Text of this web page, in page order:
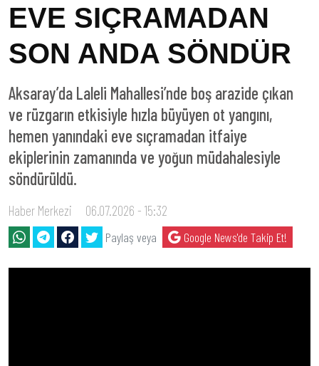
EVE SIÇRAMADAN
SON ANDA SÖNDÜR
Aksaray’da Laleli Mahallesi’nde boş arazide çıkan
ve rüzgarın etkisiyle hızla büyüyen ot yangını,
hemen yanındaki eve sıçramadan itfaiye
ekiplerinin zamanında ve yoğun müdahalesiyle
söndürüldü.
Haber Merkezi 06.07.2026 - 15:32
Paylaş veya Google News'de Takip Et!